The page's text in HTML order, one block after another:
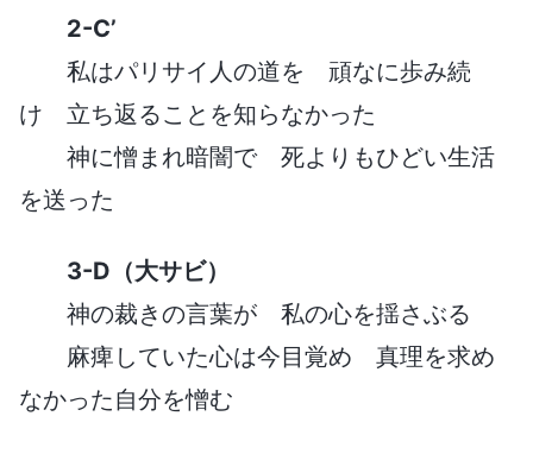
2-C’
私はパリサイ人の道を 頑なに歩み続
け 立ち返ることを知らなかった
神に憎まれ暗闇で 死よりもひどい生活
を送った
3-D（大サビ）
神の裁きの言葉が 私の心を揺さぶる
麻痺していた心は今目覚め 真理を求め
なかった自分を憎む